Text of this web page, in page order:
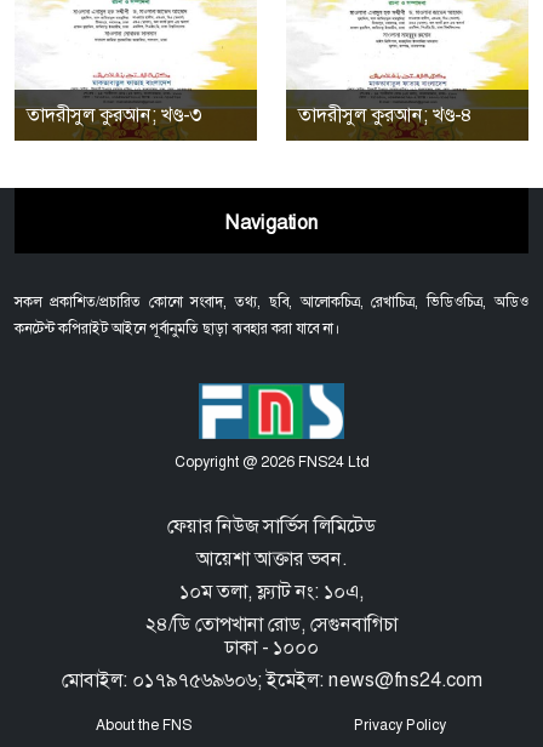
তাদরীসুল কুরআন; খণ্ড-৩ তাদরীসুল কুরআন; খণ্ড-৪
Navigation
সকল প্রকাশিত/প্রচারিত কোনো সংবাদ, তথ্য, ছবি, আলোকচিত্র, রেখাচিত্র, ভিডিওচিত্র, অডিও
কনটেন্ট কপিরাইট আইনে পূর্বানুমতি ছাড়া ব্যবহার করা যাবে না।
Copyright @ 2026 FNS24 Ltd
ফেয়ার নিউজ সার্ভিস লিমিটেড
আয়েশা আক্তার ভবন.
১০ম তলা, ফ্ল্যাট নং: ১০এ,
২৪/ডি তোপখানা রোড, সেগুনবাগিচা
ঢাকা - ১০০০
মোবাইল: ০১৭৯৭৫৬৯৬০৬; ইমেইল: news@fns24.com
About the FNS
Privacy Policy